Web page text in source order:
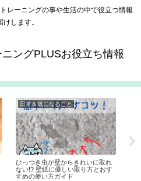
レーニングの事や生活の中で役立つ情報
けします。
ングPLUSお役立ち情報
日常＆気になること
ひっつき虫が壁からきれいに取れ
ない!? 壁紙に優しい取り方とおす
すめの使い方ガイド